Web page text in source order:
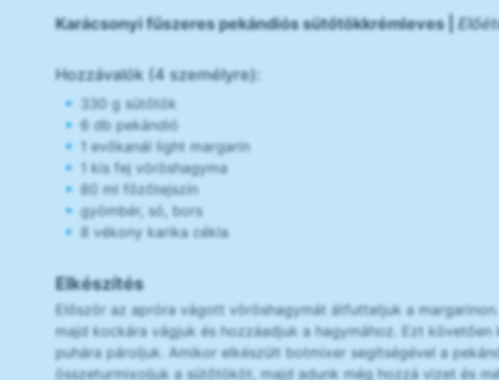
Karácsonyi fűszeres pekándiós sütőtökkrémleves |
Hozzávalók (4 személyre):
330 g sütőtök
6 db pekándió
1 evőkanál light margarin
1 kis fej vöröshagyma
80 ml főzőtejszín
gyömbér, só, bors
8 vékony karika cékla
Elkészítés
Először az apróra vágott vöröshagymát átfuttatjuk a
majd kockára vágjuk és hozzáadjuk a hagymához. Ezt
puhára pároljuk. Amikor elkészült botmixer segítségével a
összeturmixoljuk a sütőtököt, majd adunk még hozzá vizet és